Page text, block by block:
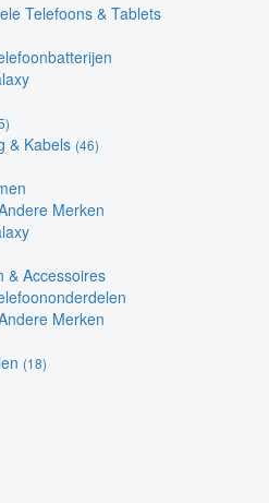
Telefoons & Tablets
& Kabels (46)
Merken
& Accessoires
Merken
(18)